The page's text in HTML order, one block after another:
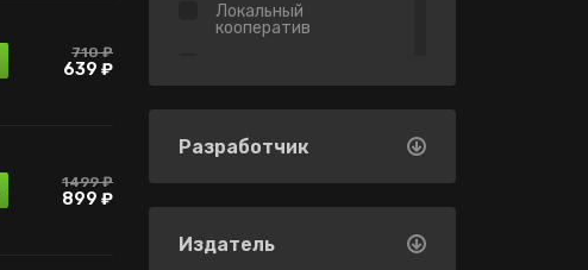
710 ₽
639 ₽
1499 ₽
899 ₽
Локальный
кооператив
Достижения
Имеется античит
Коллекционные
Контроллер
Разработчик
Издатель